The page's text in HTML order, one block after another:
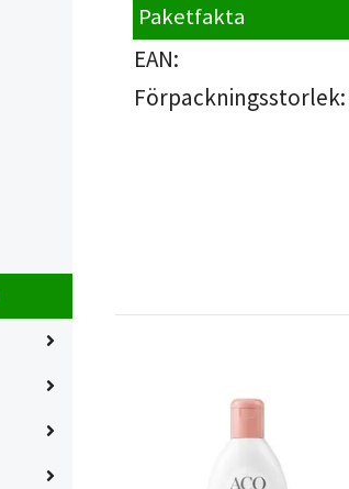
Paketfakta
EAN:
Förpackningsstorlek: